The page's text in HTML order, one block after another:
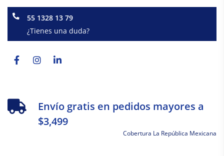
55 1328 13 79
¿Tienes una duda?
f
Envío gratis en pedidos mayores a
$3,499
Cobertura La República Mexicana